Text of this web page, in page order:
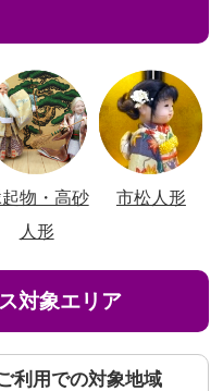
物・高砂
人形
市松人形
ス対象エリア
利用での対象地域